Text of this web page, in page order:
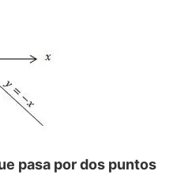
pasa por dos puntos